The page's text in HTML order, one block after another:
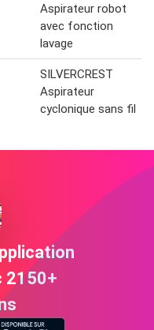
Aspirateur robot
avec fonction
lavage
SILVERCREST
Aspirateur
cyclonique sans fil
2150+